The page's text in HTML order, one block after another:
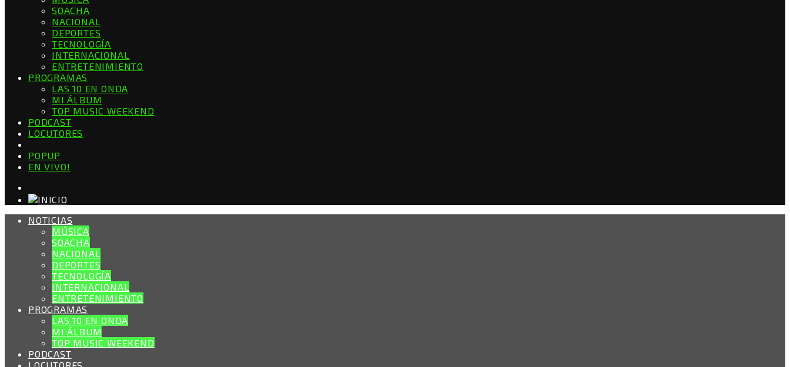
SOACHA
NACIONAL
DEPORTES
TECNOLOGÍA
INTERNACIONAL
ENTRETENIMIENTO
PROGRAMAS
LAS 10 EN ONDA
MI ÁLBUM
TOP MUSIC WEEKEND
PODCAST
LOCUTORES
POPUP
EN VIVO!
NOTICIAS
MÚSICA
SOACHA
NACIONAL
DEPORTES
TECNOLOGÍA
INTERNACIONAL
ENTRETENIMIENTO
PROGRAMAS
LAS 10 EN ONDA
MI ÁLBUM
TOP MUSIC WEEKEND
PODCAST